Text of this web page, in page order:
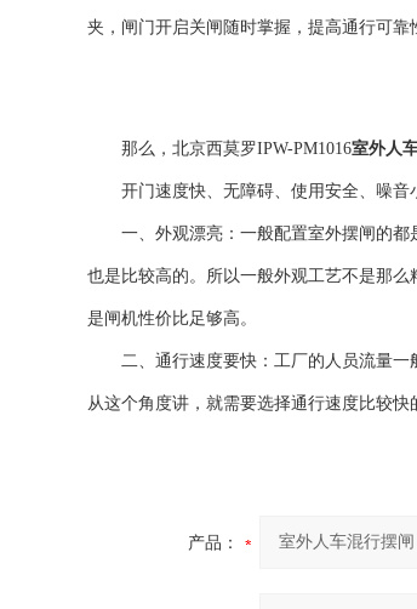
夹，闸门开启关闸随时掌握，提高通行可靠
那么， 北京西莫罗IPW-PM1016室外人
开门速度快、无障碍、使用安全、噪音
一、外观漂亮：一般配置室外摆闸的都
也是比较高的。所以一般外观工艺不是那
是闸机性价比足够高。
二、通行速度要快：工厂的人员流量一般
从这个角度讲，就需要选择通行速度比较
产品：